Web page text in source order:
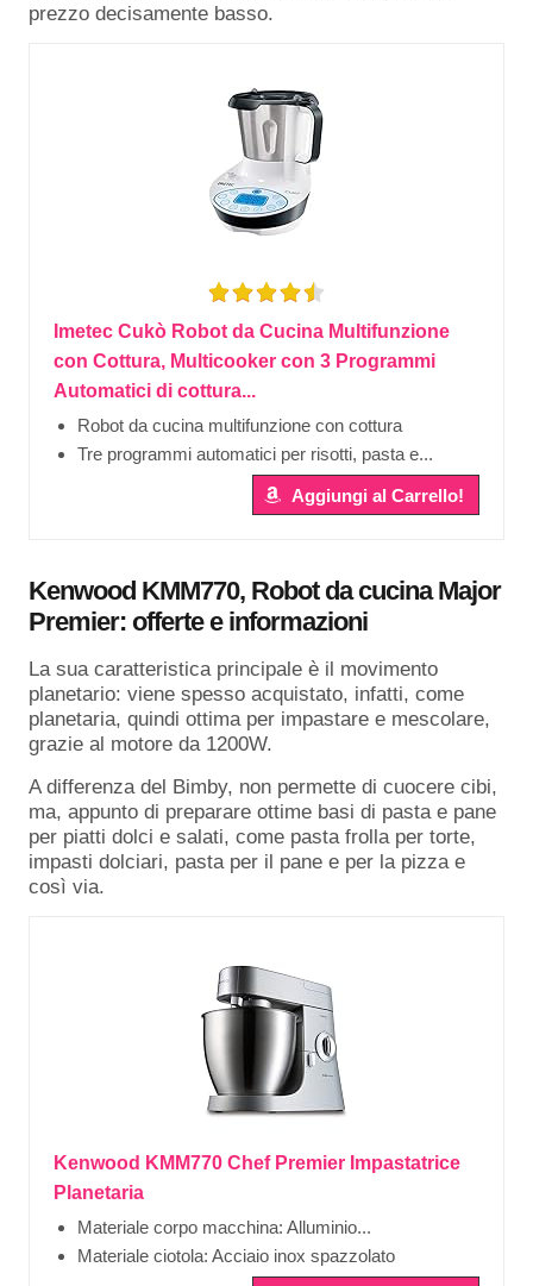
prezzo decisamente basso.
Imetec Cukò Robot da Cucina Multifunzione
con Cottura, Multicooker con 3 Programmi
Automatici di cottura...
Robot da cucina multifunzione con cottura
Tre programmi automatici per risotti, pasta e...
Aggiungi al Carrello!
Kenwood KMM770, Robot da cucina Major
Premier: offerte e informazioni
La sua caratteristica principale è il movimento
planetario: viene spesso acquistato, infatti, come
planetaria, quindi ottima per impastare e mescolare,
grazie al motore da 1200W.
A differenza del Bimby, non permette di cuocere cibi,
ma, appunto di preparare ottime basi di pasta e pane
per piatti dolci e salati, come pasta frolla per torte,
impasti dolciari, pasta per il pane e per la pizza e
così via.
Kenwood KMM770 Chef Premier Impastatrice
Planetaria
Materiale corpo macchina: Alluminio...
Materiale ciotola: Acciaio inox spazzolato